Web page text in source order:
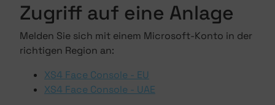
Zugriff auf eine Anlage
Melden Sie sich mit einem Microsoft-Konto in der
richtigen Region an:
XS4 Face Console - EU
XS4 Face Console - UAE